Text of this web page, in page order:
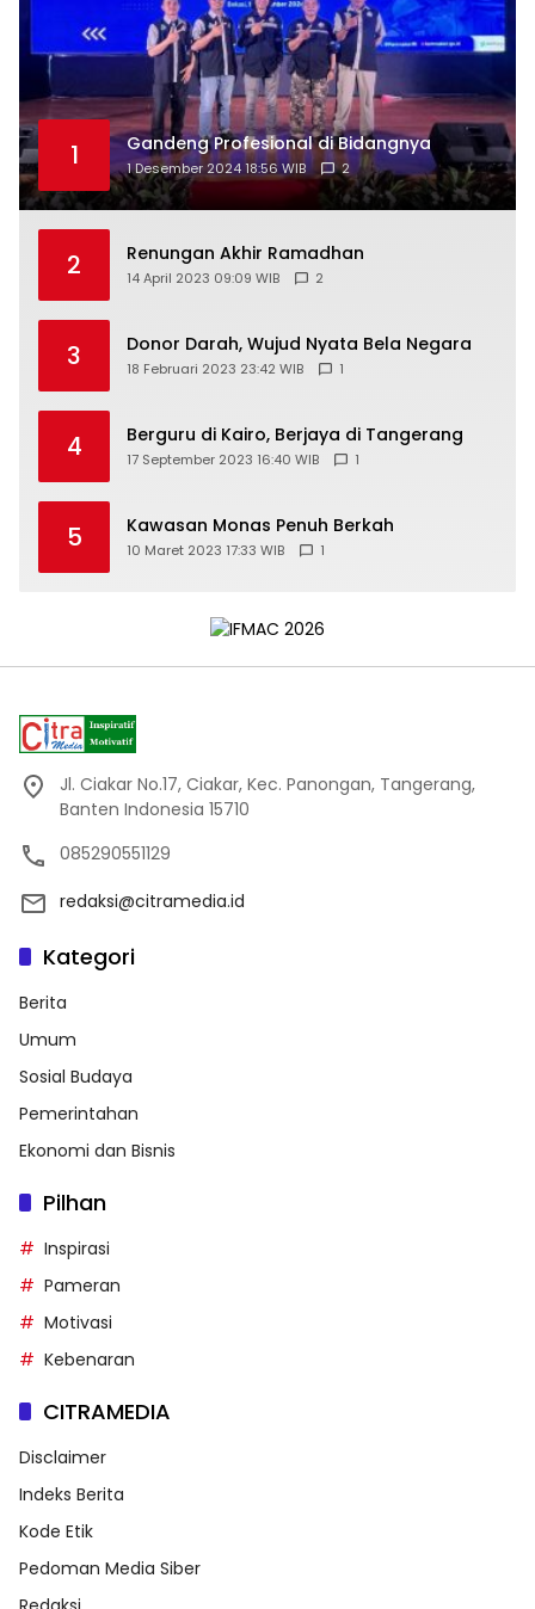
1 Gandeng Profesional di Bidangnya
1 Desember 2024 18:56 WIB 2
2 Renungan Akhir Ramadhan
14 April 2023 09:09 WIB 2
3 Donor Darah, Wujud Nyata Bela Negara
18 Februari 2023 23:42 WIB 1
4 Berguru di Kairo, Berjaya di Tangerang
17 September 2023 16:40 WIB 1
5 Kawasan Monas Penuh Berkah
10 Maret 2023 17:33 WIB 1
Jl. Ciakar No.17, Ciakar, Kec. Panongan, Tangerang,
Banten Indonesia 15710
085290551129
redaksi@citramedia.id
Kategori
Berita
Umum
Sosial Budaya
Pemerintahan
Ekonomi dan Bisnis
Pilhan
Inspirasi
Pameran
Motivasi
Kebenaran
CITRAMEDIA
Disclaimer
Indeks Berita
Kode Etik
Pedoman Media Siber